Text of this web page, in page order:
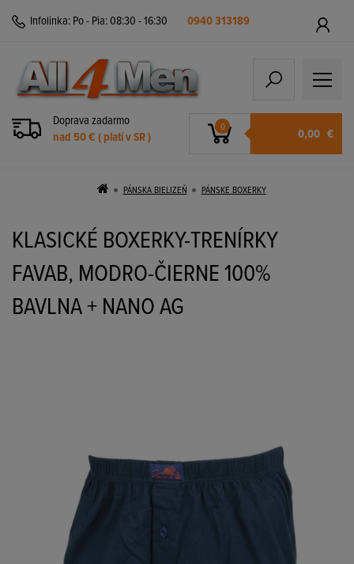
Infolinka: Po - Pia: 08:30 - 16:30 0940 313189
Doprava zadarmo
nad 50 € ( platí v SR )
0 0,00 €
PÁNSKA BIELIZEŇ PÁNSKE BOXERKY
KLASICKÉ BOXERKY-TRENÍRKY
FAVAB, MODRO-ČIERNE 100%
BAVLNA + NANO AG